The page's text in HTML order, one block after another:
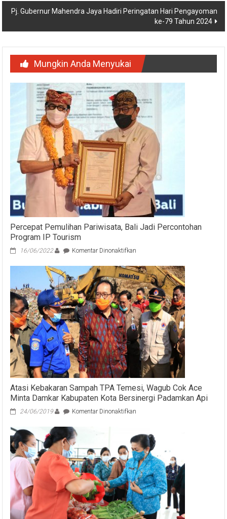
Pj. Gubernur Mahendra Jaya Hadiri Peringatan Hari Pengayoman
ke-79 Tahun 2024
Mungkin Anda Menyukai
Percepat Pemulihan Pariwisata, Bali Jadi Percontohan
Program IP Tourism
16/06/2022 Komentar Dinonaktifkan
Pemulihan
Pariwisata,
Bali
Jadi
Percontohan
Program
IP
Tourism
Atasi Kebakaran Sampah TPA Temesi, Wagub Cok Ace
Minta Damkar Kabupaten Kota Bersinergi Padamkan Api
24/06/2019 Komentar Dinonaktifkan
Sampah
TPA
Temesi,
Wagub
Cok
Ace
Minta
Damkar
Kabupaten